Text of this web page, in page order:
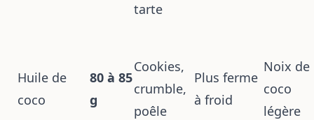
tarte
Huile de
coco
80 à 85
g
Cookies,
crumble,
poêle
Plus ferme
à froid
Noix de
coco
légère